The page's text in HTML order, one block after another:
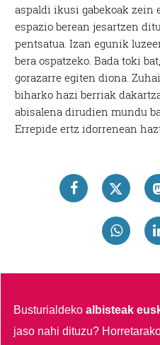
aspaldi ikusi gabekoak zein
espazio berean jesartzen
pentsatua. Izan egunik
bera ospatzeko. Bada toki
gorazarre egiten diona.
biharko hazi berriak
abisalena dirudien mundu
Errepide ertz idorrenean
Busturialdekoalbisteak
jaso nahi dituzu?